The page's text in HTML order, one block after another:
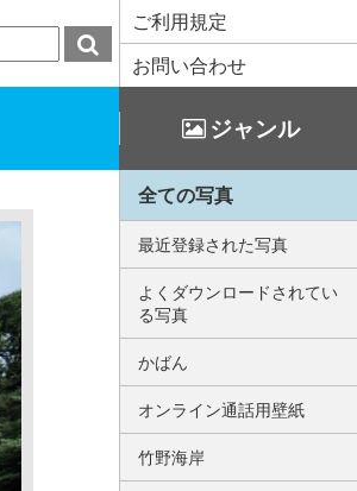
ご利用規定
お問い合わせ
ジャンル
全ての写真
最近登録された写真
よくダウンロードされてい
る写真
かばん
オンライン通話用壁紙
竹野海岸